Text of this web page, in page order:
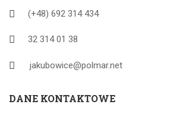
(+48) 692 314 434
32 314 01 38
jakubowice@polmar.net
DANE KONTAKTOWE